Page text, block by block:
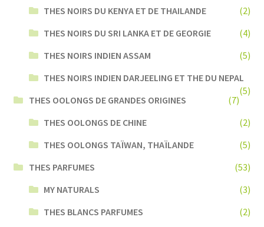
THES NOIRS DU KENYA ET DE THAILANDE
(2)
THES NOIRS DU SRI LANKA ET DE GEORGIE
(4)
THES NOIRS INDIEN ASSAM
(5)
THES NOIRS INDIEN DARJEELING ET THE DU NEPAL
(5)
THES OOLONGS DE GRANDES ORIGINES
(7)
THES OOLONGS DE CHINE
(2)
THES OOLONGS TAÏWAN, THAÏLANDE
(5)
THES PARFUMES
(53)
MY NATURALS
(3)
THES BLANCS PARFUMES
(2)